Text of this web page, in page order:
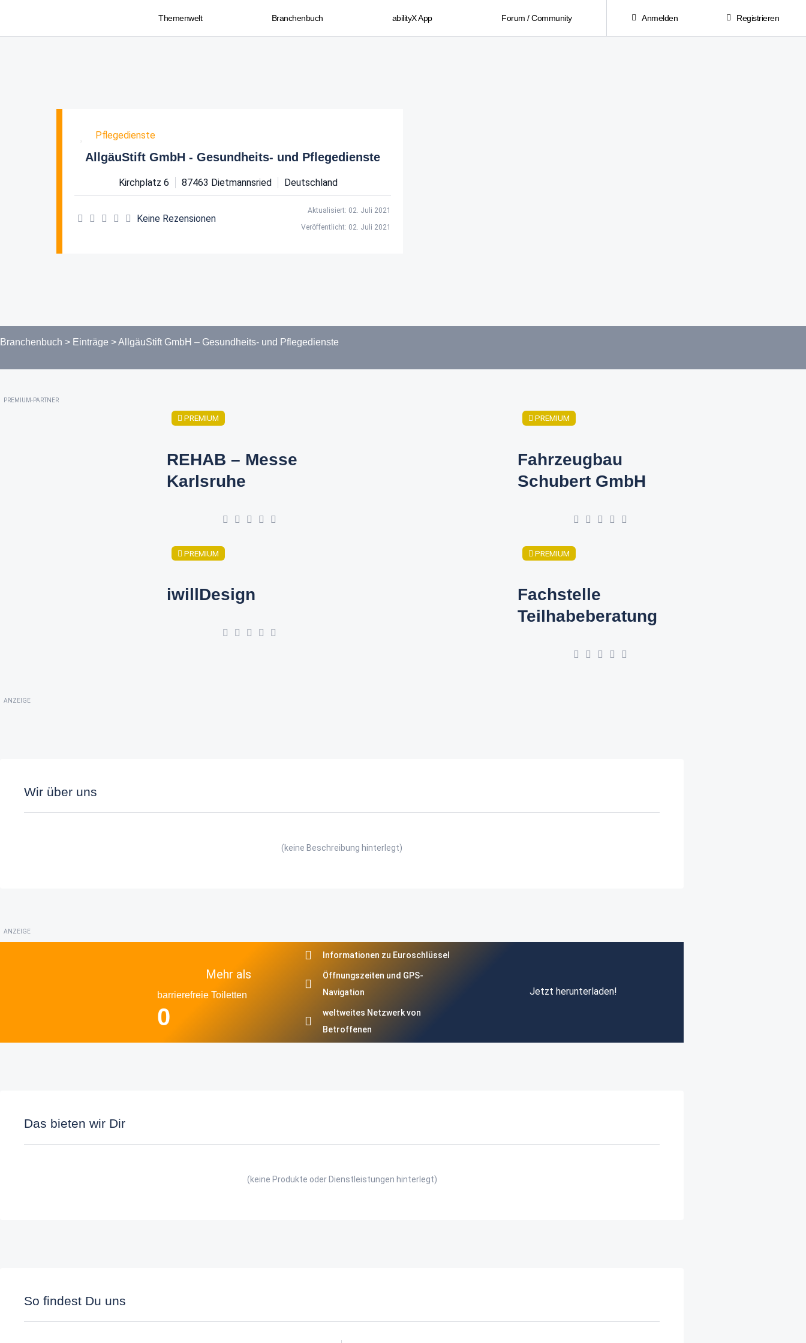
Themenwelt Branchenbuch abilityX App Forum / Community Anmelden Registrieren
Favorit
Pflegedienste
AllgäuStift GmbH - Gesundheits- und Pflegedienste
Kirchplatz 6 87463 Dietmannsried Deutschland
Keine Rezensionen
Aktualisiert: 02. Juli 2021
Veröffentlicht: 02. Juli 2021
Branchenbuch > Einträge >AllgäuStift GmbH – Gesundheits- und Pflegedienste
PREMIUM-PARTNER
PREMIUM
REHAB – Messe
Karlsruhe
PREMIUM
Fahrzeugbau
Schubert GmbH
PREMIUM
iwillDesign
PREMIUM
Fachstelle
Teilhabeberatung
ANZEIGE
Wir über uns
(keine Beschreibung hinterlegt)
ANZEIGE
Mehr als
barrierefreie Toiletten
0
Informationen zu Euroschlüssel
Öffnungszeiten und GPS-
Navigation
weltweites Netzwerk von
Betroffenen
Jetzt herunterladen!
Das bieten wir Dir
(keine Produkte oder Dienstleistungen hinterlegt)
So findest Du uns